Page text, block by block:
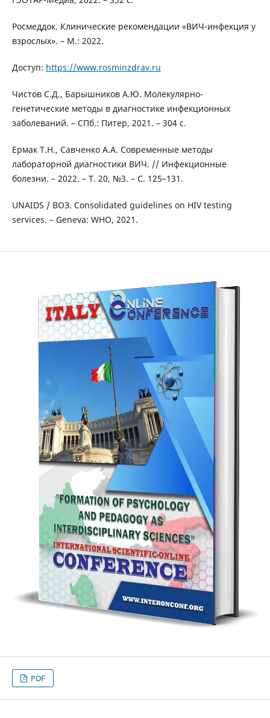
Росмеддок. Клинические рекомендации «ВИЧ-инфекция у
взрослых». – М.: 2022.
Доступ: https://www.rosminzdrav.ru
Чистов С.Д., Барышников А.Ю. Молекулярно-
генетические методы в диагностике инфекционных
заболеваний. – СПб.: Питер, 2021. – 304 с.
Ермак Т.Н., Савченко А.А. Современные методы
лабораторной диагностики ВИЧ. // Инфекционные
болезни. – 2022. – Т. 20, №3. – С. 125–131.
UNAIDS / ВОЗ. Consolidated guidelines on HIV testing
services. – Geneva: WHO, 2021.
PDF